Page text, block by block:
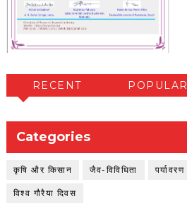
RECENT POPULAR
Categories
कृषि और किसान जैव-विविधिता पर्यावरण
विश्व गौरैया दिवस